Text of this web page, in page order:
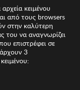
κειμένου
από τους browsers
στην καλύτερη
του να αναγνωρίζει
επιστρέφει σε
3